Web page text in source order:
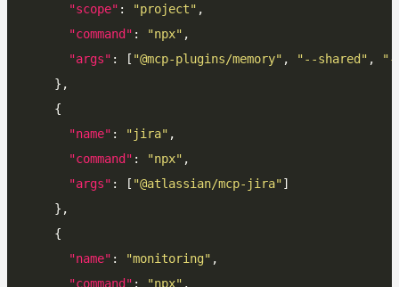
"scope" : "project"
"command" : "npx"
"args" : [ "@mcp-plugins/memory" , "--shared" ,
"name" : "jira"
"command" : "npx"
"args" : [ "@atlassian/mcp-jira"
"name" : "monitoring"
"command" : "npx"